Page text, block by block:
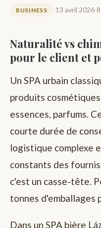
BUSINESS ·13 avril 2026·
Naturalité vs
pour le client et
Un SPA urbain
produits
essences, parfums.
courte durée de
logistique complexe
constants des
c'est un casse-tête.
tonnes d'emballages
Dans un SPA bière